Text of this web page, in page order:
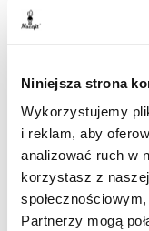
Niniejsza strona
Wykorzystujemy
i reklam, aby
analizować ruch w
korzystasz z
Partnerzy mogą
Nasz catering z
Dieta
Dieta pudełkowa
nawyków
jedzenie pokaże Ci,
masę ciała lub
jedzenie jest na